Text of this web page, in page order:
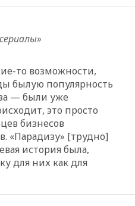
после взрыва ничего не
угрожает
вчера, 20:08По всей Грузии
снова отключилось
электричество
вчера, 20:00 Зеленский связал
дефицит ракет с попыткой
Запада принудить Киев к
вчера, 19:45Памфилова: ЦИК
то возможности,
былую популярность
— были уже
это просто
бизнесов
«Парадизу» [трудно]
история была,
для них как для